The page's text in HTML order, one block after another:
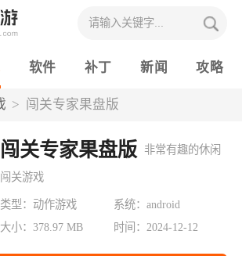
软件 补丁 新闻 攻略
闯关专家果盘版
闯关专家果盘版 非常有趣的休闲
闯关游戏
类型：动作游戏
系统：android
大小：378.97 MB
时间：2024-12-12